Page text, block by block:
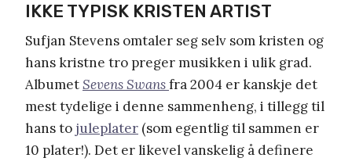
IKKE TYPISK KRISTEN ARTIST
Sufjan Stevens omtaler seg selv som kristen og
hans kristne tro preger musikken i ulik grad.
AlbumetSevens Swansfra 2004 er kanskje det
mest tydelige i denne sammenheng, i tillegg til
hans to juleplater (som egentlig til sammen er
10 plater!). Det er likevel vanskelig å definere